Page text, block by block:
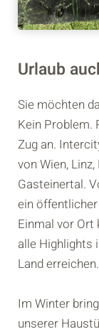
Urlaub
Sie möchten
Kein Problem.
Zug an.
von Wien,
Gasteinertal.
ein
Einmal vor Ort
alle Highlights
Land erreichen.
Im Winter
unserer